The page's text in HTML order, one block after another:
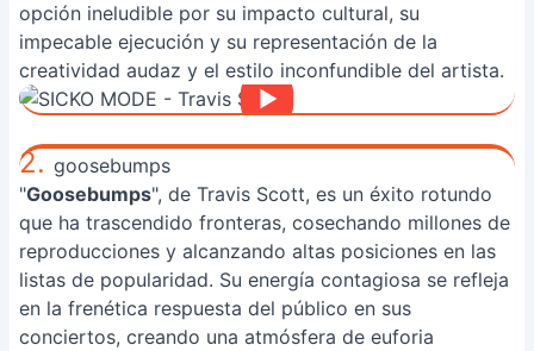
opción ineludible por su impacto cultural, su
impecable ejecución y su representación de la
creatividad audaz y el estilo inconfundible del artista.
2. goosebumps
"Goosebumps", de Travis Scott, es un éxito rotundo
que ha trascendido fronteras, cosechando millones de
reproducciones y alcanzando altas posiciones en las
listas de popularidad. Su energía contagiosa se refleja
en la frenética respuesta del público en sus
conciertos, creando una atmósfera de euforia